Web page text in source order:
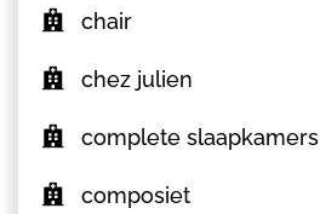
chair
chez julien
complete slaapkamers
composiet